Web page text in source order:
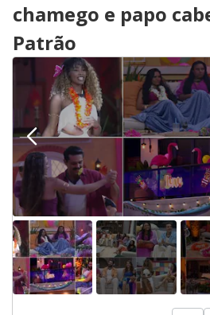
chamego e papo
Patrão